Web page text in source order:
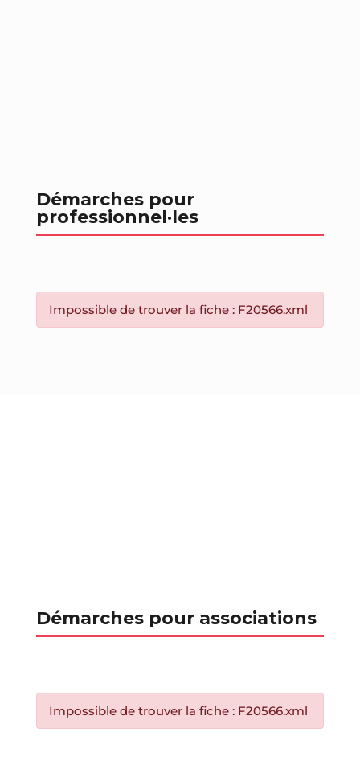
Démarches pour
professionnel·les
Impossible de trouver la fiche : F20566.xml
Démarches pour associations
Impossible de trouver la fiche : F20566.xml